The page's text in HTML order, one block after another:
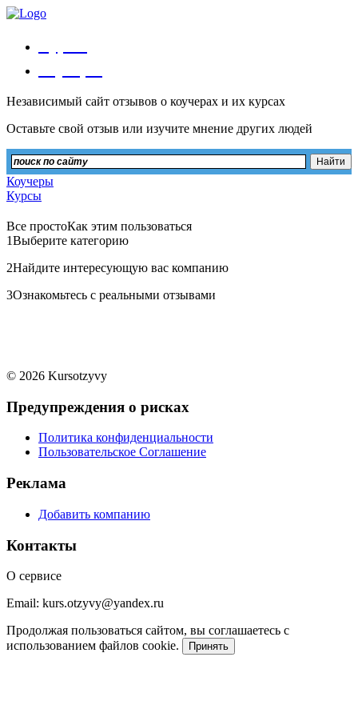
Независимый сайт отзывов о коучерах и их курсах
Оставьте свой отзыв или изучите мнение других людей
Коучеры
Курсы
Все простоКак этим пользоваться
1Выберите категорию
2Найдите интересующую вас компанию
3Ознакомьтесь с реальными отзывами
© 2026 Kursotzyvy
Предупреждения о рисках
Политика конфиденциальности
Пользовательское Соглашение
Реклама
Добавить компанию
Контакты
О сервисе
Email: kurs.otzyvy@yandex.ru
Продолжая пользоваться сайтом, вы соглашаетесь с
использованием файлов cookie.
Принять